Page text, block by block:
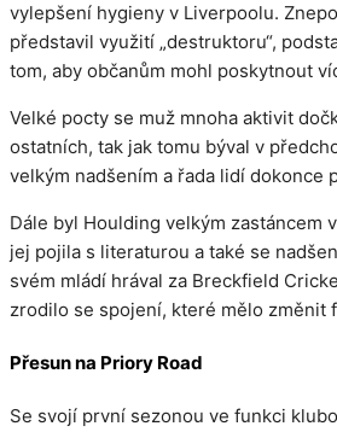
vylepšení hygieny v Liverpoolu.
představil využití „destruktoru“,
tom, aby občanům mohl poskytnout
Velké pocty se muž mnoha aktivit
ostatních, tak jak tomu býval v
velkým nadšením a řada lidí dokonce
Dále byl Houlding velkým zastáncem
jej pojila s literaturou a také se
svém mládí hrával za Breckfield
zrodilo se spojení, které mělo změnit
Přesun na Priory Road
Se svojí první sezonou ve funkci